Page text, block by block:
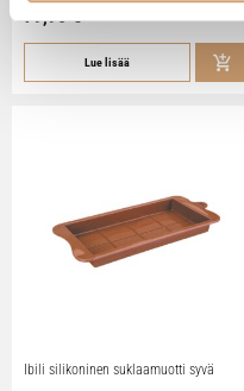
79,90€
Lue lisää
Ibili silikoninen suklaamuotti syvä